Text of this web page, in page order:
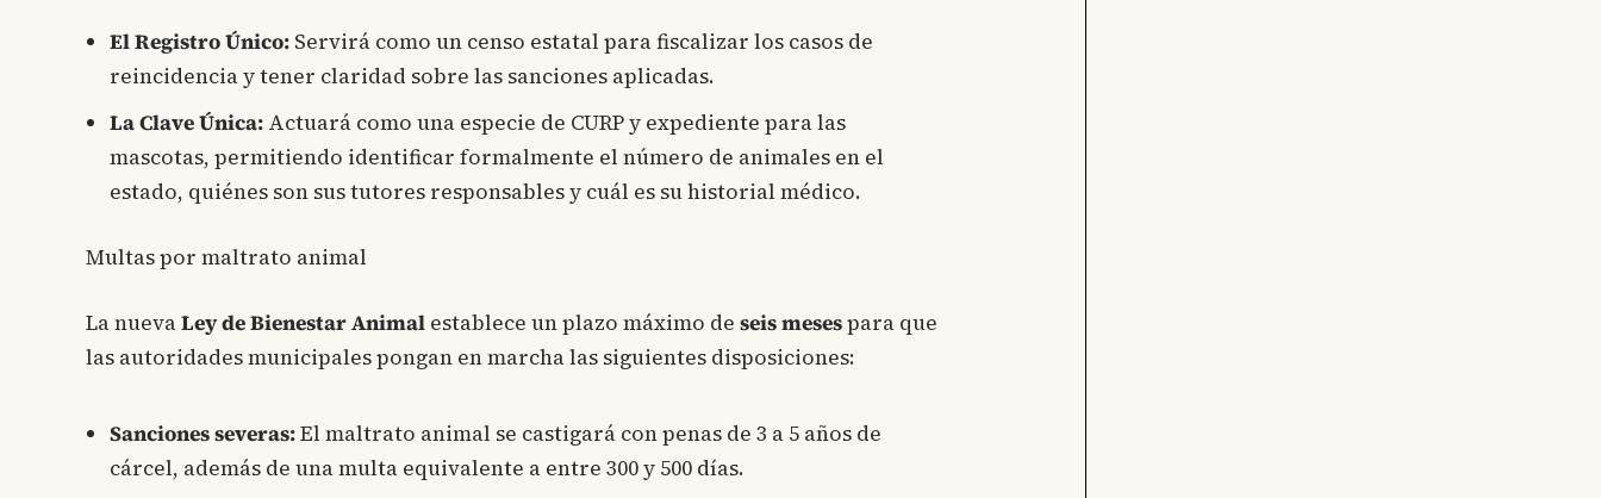
El Registro Único: Servirá como un censo estatal para fiscalizar los casos de
reincidencia y tener claridad sobre las sanciones aplicadas.
La Clave Única: Actuará como una especie de CURP y expediente para las
mascotas, permitiendo identificar formalmente el número de animales en el
estado, quiénes son sus tutores responsables y cuál es su historial médico.
Multas por maltrato animal
La nuevaLey de Bienestar Animal establece un plazo máximo de seis mesespara que
las autoridades municipales pongan en marcha las siguientes disposiciones:
Sanciones severas:El maltrato animal se castigará con penas de 3 a 5 años de
cárcel, además de una multa equivalente a entre 300 y 500 días.